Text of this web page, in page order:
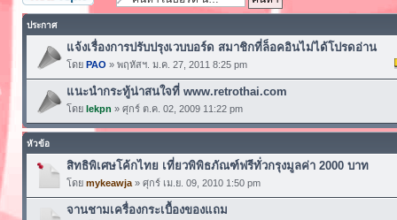
ประกาศ
แจ้งเรื่องการปรับปรุงเวบบอร์ด สมาชิกที่ล็อคอินไม่ได้โปรดอ่าน
โดย PAO » พฤหัสฯ. ม.ค. 27, 2011 8:25 pm
แนะนำกระทู้น่าสนใจที่ www.retrothai.com
โดย lekpn » ศุกร์ ต.ค. 02, 2009 11:22 pm
หัวข้อ
สิทธิพิเศษโค้กไทย เที่ยวพิพิธภัณฑ์ฟรีทั่วกรุงมูลค่า 2000 บาท
โดย mykeawja» ศุกร์ เม.ย. 09, 2010 1:50 pm
จานชามเครื่องกระเบื้องของแถม